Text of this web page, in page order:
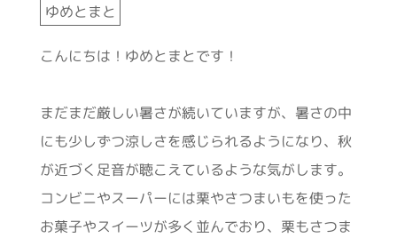
ゆめとまと
こんにちは！ゆめとまとです！
まだまだ厳しい暑さが続いていますが、暑さの中
にも少しずつ涼しさを感じられるようになり、秋
が近づく足音が聴こえているような気がします。
コンビニやスーパーには栗やさつまいもを使った
お菓子やスイーツが多く並んでおり、栗もさつま